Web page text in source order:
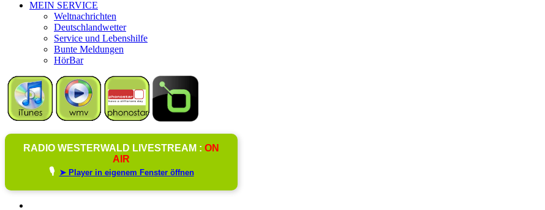
MEIN SERVICE
Weltnachrichten
Deutschlandwetter
Service und Lebenshilfe
Bunte Meldungen
HörBar
RADIO WESTERWALD LIVESTREAM : ON
AIR
🎙️ ➤ Player in eigenem Fenster öffnen